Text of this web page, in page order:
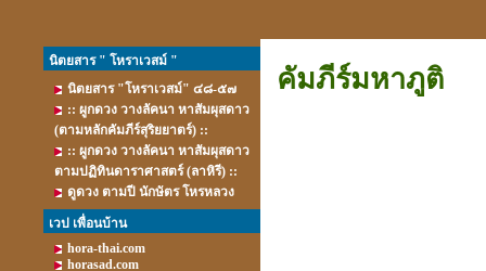
นิตยสาร " โหราเวสม์ "
นิตยสาร "โหราเวสม์" ๔๘-๕๗
:: ผูกดวง วางลัคนา หาสัมผุสดาว
(ตามหลักคัมภีร์สุริยยาตร์) ::
:: ผูกดวง วางลัคนา หาสัมผุสดาว
ตามปฏิทินดาราศาสตร์ (ลาหิรี) ::
ดูดวง ตามปี นักษัตร โหรหลวง
เวป เพื่อนบ้าน
hora-thai.com
horasad.com
คัมภีร์มหาภูติ